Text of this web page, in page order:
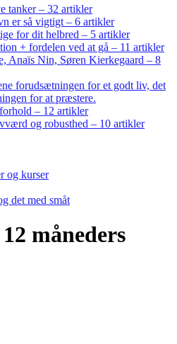
tanker – 32 artikler
er så vigtigt – 6 artikler
for dit helbred – 5 artikler
+ fordelen ved at gå – 11 artikler
Anaïs Nin, Søren Kierkegaard – 8
forudsætningen for et godt liv, det
for at præstere.
– 12 artikler
og robusthed – 10 artikler
og kurser
det med småt
måneders